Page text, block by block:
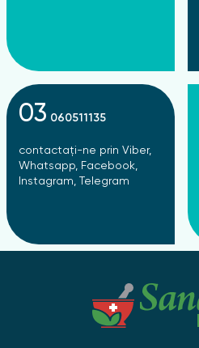
03 060511135
contactați-ne prin Viber,
Whatsapp, Facebook,
Instagram, Telegram